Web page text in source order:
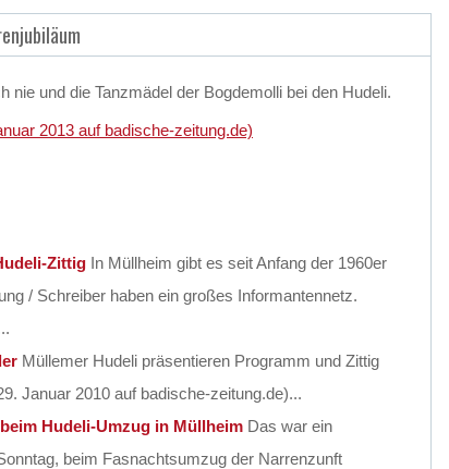
nie und die Tanzmädel der Bogdemolli bei den Hudeli.
2013 auf badische-zeitung.de)
Zittig In Müllheim gibt es seit Anfang der 1960er
/ Schreiber haben ein großes Informantennetz.
Müllemer Hudeli präsentieren Programm und Zittig
Januar 2010 auf badische-zeitung.de)...
Hudeli-Umzug in Müllheim Das war ein
beim Fasnachtsumzug der Narrenzunft